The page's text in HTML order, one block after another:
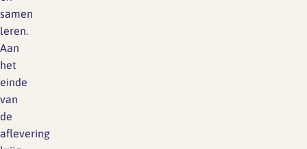
samen
leren.
Aan
het
einde
van
de
aflevering